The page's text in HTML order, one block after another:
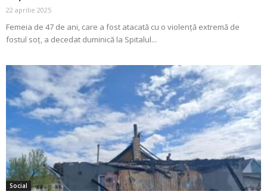
22 aprilie 2025
Femeia de 47 de ani, care a fost atacată cu o violență extremă de
fostul soț, a decedat duminică la Spitalul...
Social